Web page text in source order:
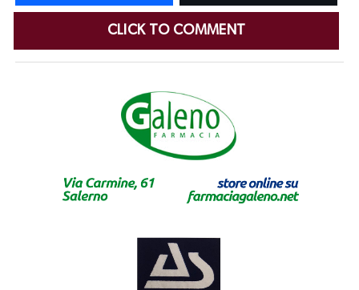
CLICK TO COMMENT